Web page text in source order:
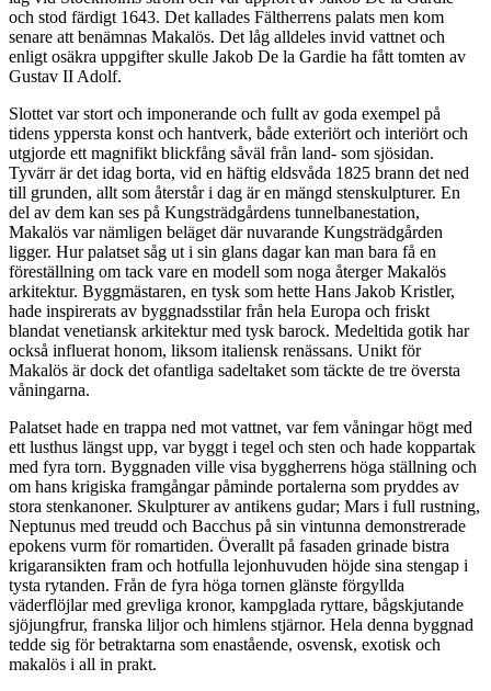
och stod färdigt 1643. Det kallades Fältherrens palats men kom
senare att benämnas Makalös. Det låg alldeles invid vattnet och
enligt osäkra uppgifter skulle Jakob De la Gardie ha fått tomten av
Gustav II Adolf.
Slottet var stort och imponerande och fullt av goda exempel på
tidens yppersta konst och hantverk, både exteriört och interiört och
utgjorde ett magnifikt blickfång såväl från land- som sjösidan.
Tyvärr är det idag borta, vid en häftig eldsvåda 1825 brann det ned
till grunden, allt som återstår i dag är en mängd stenskulpturer. En
del av dem kan ses på Kungsträdgårdens tunnelbanestation,
Makalös var nämligen beläget där nuvarande Kungsträdgården
ligger. Hur palatset såg ut i sin glans dagar kan man bara få en
föreställning om tack vare en modell som noga återger Makalös
arkitektur. Byggmästaren, en tysk som hette Hans Jakob Kristler,
hade inspirerats av byggnadsstilar från hela Europa och friskt
blandat venetiansk arkitektur med tysk barock. Medeltida gotik har
också influerat honom, liksom italiensk renässans. Unikt för
Makalös är dock det ofantliga sadeltaket som täckte de tre översta
våningarna.
Palatset hade en trappa ned mot vattnet, var fem våningar högt med
ett lusthus längst upp, var byggt i tegel och sten och hade koppartak
med fyra torn. Byggnaden ville visa byggherrens höga ställning och
om hans krigiska framgångar påminde portalerna som pryddes av
stora stenkanoner. Skulpturer av antikens gudar; Mars i full rustning,
Neptunus med treudd och Bacchus på sin vintunna demonstrerade
epokens vurm för romartiden. Överallt på fasaden grinade bistra
krigaransikten fram och hotfulla lejonhuvuden höjde sina stengap i
tysta rytanden. Från de fyra höga tornen glänste förgyllda
väderflöjlar med grevliga kronor, kampglada ryttare, bågskjutande
sjöjungfrur, franska liljor och himlens stjärnor. Hela denna byggnad
tedde sig för betraktarna som enastående, osvensk, exotisk och
makalös i all in prakt.